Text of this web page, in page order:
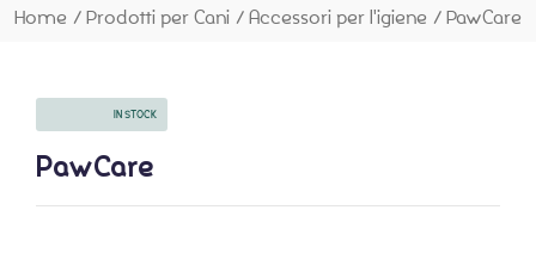
Home / Prodotti per Cani / Accessori per l'igiene / PawCare
IN STOCK
PawCare